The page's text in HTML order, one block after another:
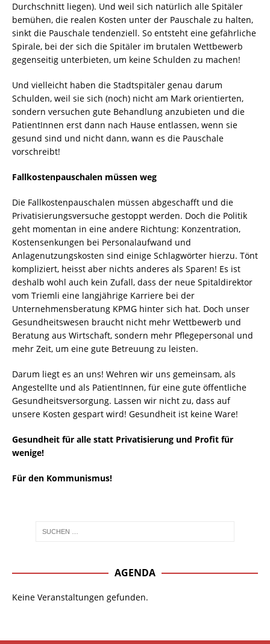
Durchschnitt liegen). Und weil sich natürlich alle Spitäler
bemühen, die realen Kosten unter der Pauschale zu halten,
sinkt die Pauschale tendenziell. So entsteht eine gefährliche
Spirale, bei der sich die Spitäler im brutalen Wettbewerb
gegenseitig unterbieten, um keine Schulden zu machen!
Und vielleicht haben die Stadtspitäler genau darum
Schulden, weil sie sich (noch) nicht am Mark orientierten,
sondern versuchen gute Behandlung anzubieten und die
PatientInnen erst dann nach Hause entlassen, wenn sie
gesund sind und nicht dann, wann es die Pauschale
vorschreibt!
Fallkostenpauschalen müssen weg
Die Fallkostenpauschalen müssen abgeschafft und die
Privatisierungsversuche gestoppt werden. Doch die Politik
geht momentan in eine andere Richtung: Konzentration,
Kostensenkungen bei Personalaufwand und
Anlagenutzungskosten sind einige Schlagwörter hierzu. Tönt
kompliziert, heisst aber nichts anderes als Sparen! Es ist
deshalb wohl auch kein Zufall, dass der neue Spitaldirektor
vom Triemli eine langjährige Karriere bei der
Unternehmensberatung KPMG hinter sich hat. Doch unser
Gesundheitswesen braucht nicht mehr Wettbewerb und
Beratung aus Wirtschaft, sondern mehr Pflegepersonal und
mehr Zeit, um eine gute Betreuung zu leisten.
Darum liegt es an uns! Wehren wir uns gemeinsam, als
Angestellte und als PatientInnen, für eine gute öffentliche
Gesundheitsversorgung. Lassen wir nicht zu, dass auf
unsere Kosten gespart wird! Gesundheit ist keine Ware!
Gesundheit für alle statt Privatisierung und Profit für
wenige!
Für den Kommunismus!
AGENDA
Keine Veranstaltungen gefunden.